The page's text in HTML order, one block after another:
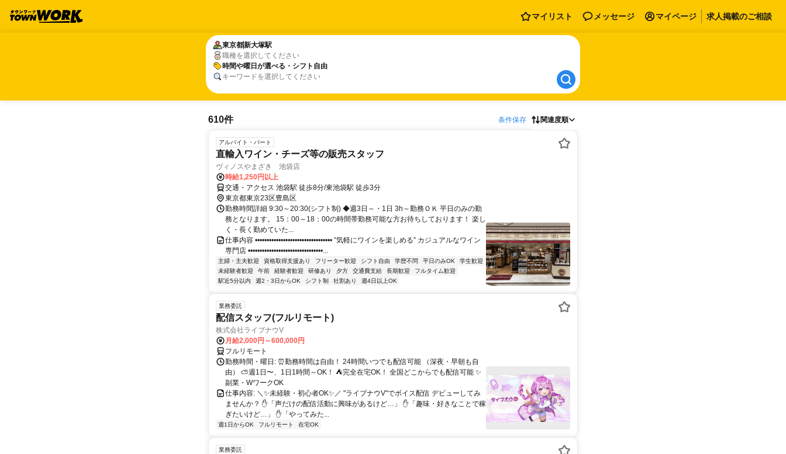
マイリスト メッセージ マイページ 求人掲載のご相談
東京都新大塚駅
職種を選択してください
時間や曜日が選べる・シフト自由
キーワードを選択してください
東京都新大塚駅
時間や曜日が選べる・シフト自由
610件 条件保存 関連度順
アルバイト・パート
直輸入ワイン・チーズ等の販売スタッフ
ヴィノスやまざき 池袋店
時給1,250円以上
交通・アクセス 池袋駅 徒歩8分/東池袋駅 徒歩3分
東京都東京23区豊島区
勤務時間詳細 9:30～20:30(シフト制) ◆週3日～・1日 3h～勤務ＯＫ 平日のみの勤
務となります。 15：00～18：00の時間帯勤務可能な方お待ちしております！ 楽し
く・長く勤めていた...
仕事内容 ••••••••••••••••••••••••••••••••• ”気軽にワインを楽しめる” カジュアルなワイン
専門店 ••••••••••••••••••••••••••••••••...
主婦・主夫歓迎 資格取得支援あり フリーター歓迎 シフト自由 学歴不問 平日のみOK
学生歓迎
未経験者歓迎
午前 経験者歓迎 研修あり 夕方 交通費支給 長期歓迎
フルタイム歓迎
駅近5分以内
週2・3日からOK シフト制 社割あり 週4日以上OK
業務委託
配信スタッフ(フルリモート)
株式会社ライブナウV
月給2,000円～600,000円
フルリモート
勤務時間・曜日: ⏰勤務時間は自由！ 24時間いつでも配信可能 （深夜・早朝も自
由） ⛅週1日〜、1日1時間～OK！ ⛺完全在宅OK！ 全国どこからでも配信可能 ✨
副業・WワークOK
仕事内容: ＼✨未経験・初心者OK✨／ "ライブナウV"でボイス配信 デビューしてみ
ませんか？ ✋「声だけの配信活動に興味があるけど…」 ✋「趣味・好きなことで稼
ぎたいけど…」 ✋「やってみた...
週1日からOK フルリモート 在宅OK
業務委託